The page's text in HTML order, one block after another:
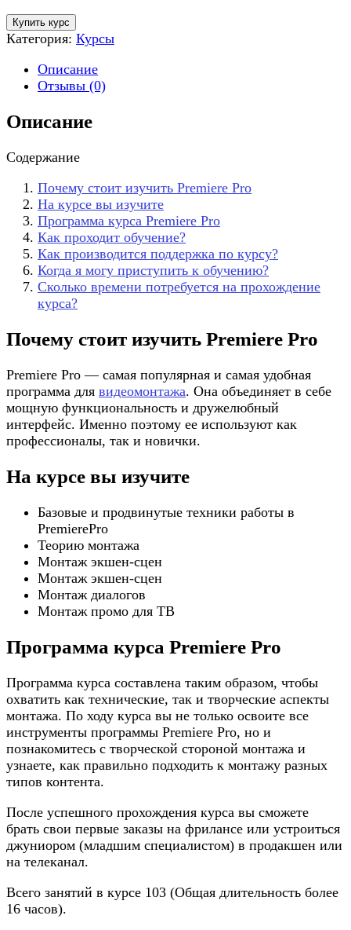
Купить курс
Категория: Курсы
Описание
Отзывы (0)
Описание
Содержание
Почему стоит изучить Premiere Pro
На курсе вы изучите
Программа курса Premiere Pro
Как проходит обучение?
Как производится поддержка по курсу?
Когда я могу приступить к обучению?
Сколько времени потребуется на прохождение
курса?
Почему стоит изучить Premiere Pro
Premiere Pro — самая популярная и самая удобная
программа для видеомонтажа. Она объединяет в себе
мощную функциональность и дружелюбный
интерфейс. Именно поэтому ее используют как
профессионалы, так и новички.
На курсе вы изучите
Базовые и продвинутые техники работы в
PremierePro
Теорию монтажа
Монтаж экшен-сцен
Монтаж экшен-сцен
Монтаж диалогов
Монтаж промо для ТВ
Программа курса Premiere Pro
Программа курса составлена таким образом, чтобы
охватить как технические, так и творческие аспекты
монтажа. По ходу курса вы не только освоите все
инструменты программы Premiere Pro, но и
познакомитесь с творческой стороной монтажа и
узнаете, как правильно подходить к монтажу разных
типов контента.
После успешного прохождения курса вы сможете
брать свои первые заказы на фрилансе или устроиться
джуниором (младшим специалистом) в продакшен или
на телеканал.
Всего занятий в курсе 103 (Общая длительность более
16 часов).